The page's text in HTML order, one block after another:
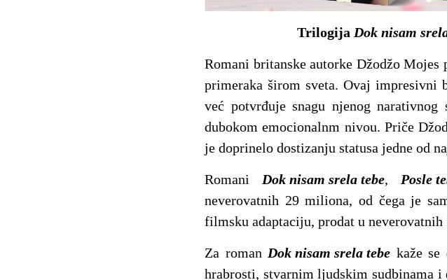
Trilogija Dok nisam
Romani britanske autorke Džodžo
primeraka širom sveta. Ovaj impresivni
već potvrđuje snagu njenog
dubokom emocionalnm nivou. Priče
je doprinelo dostizanju statusa jedne od
Romani Dok nisam srela tebe, Posle
neverovatnih 29 miliona, od čega je
filmsku adaptaciju, prodat u
Za roman Dok nisam srela tebe kaže
hrabrosti, stvarnim ljudskim sudbinama